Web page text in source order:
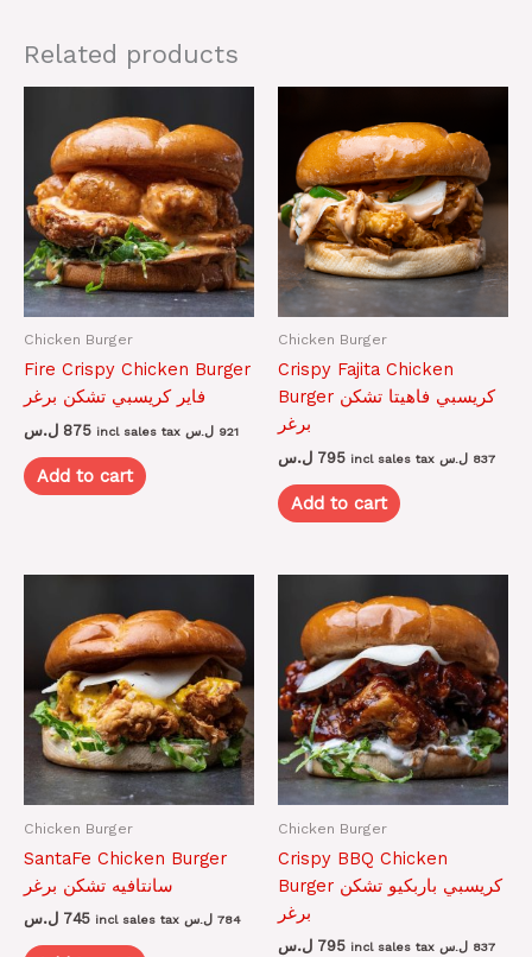
Related products
Chicken Burger
Fire Crispy Chicken Burger
فاير كريسبي تشكن برغر
875 ل.س incl sales tax 921 ل.س
Add to cart
Chicken Burger
Crispy Fajita Chicken
Burger كريسبي فاهيتا تشكن
برغر
795 ل.س incl sales tax 837 ل.س
Add to cart
Chicken Burger
SantaFe Chicken Burger
سانتافيه تشكن برغر
745 ل.س incl sales tax 784 ل.س
Chicken Burger
Crispy BBQ Chicken
Burger كريسبي باربكيو تشكن
برغر
795 ل.س incl sales tax 837 ل.س